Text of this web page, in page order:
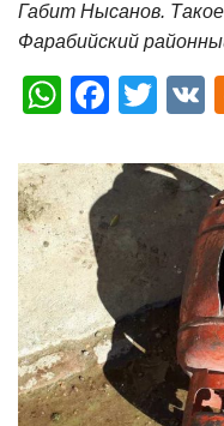
Габит Нысанов.
Фарабийский
W
at
s
A
p
p
F
c
e
b
o
k
T
tt
er